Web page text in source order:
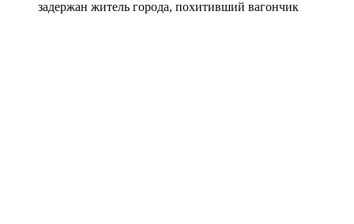
задержан житель города, похитивший вагончик